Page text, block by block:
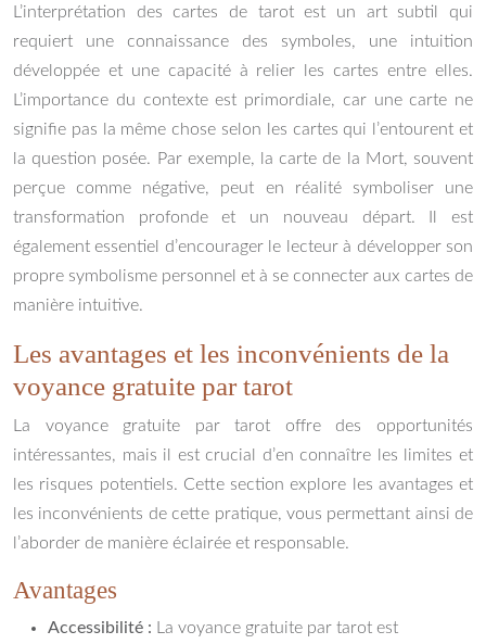
L’interprétation des cartes de tarot est un art subtil qui
requiert une connaissance des symboles, une intuition
développée et une capacité à relier les cartes entre elles.
L’importance du contexte est primordiale, car une carte ne
signifie pas la même chose selon les cartes qui l’entourent et
la question posée. Par exemple, la carte de la Mort, souvent
perçue comme négative, peut en réalité symboliser une
transformation profonde et un nouveau départ. Il est
également essentiel d’encourager le lecteur à développer son
propre symbolisme personnel et à se connecter aux cartes de
manière intuitive.
Les avantages et les inconvénients de la
voyance gratuite par tarot
La voyance gratuite par tarot offre des opportunités
intéressantes, mais il est crucial d’en connaître les limites et
les risques potentiels. Cette section explore les avantages et
les inconvénients de cette pratique, vous permettant ainsi de
l’aborder de manière éclairée et responsable.
Avantages
Accessibilité : La voyance gratuite par tarot est